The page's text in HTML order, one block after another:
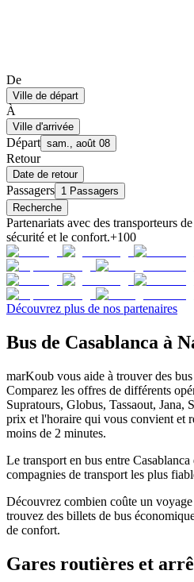
De
Ville de départ
À
Ville d'arrivée
Départ sam., août 08
Retour
Date de retour
Passagers 1 Passagers
Recherche
Partenariats avec des transporteurs
sécurité et le confort.+100
Découvrez plus de nos partenaires
Bus de Casablanca à
marKoub vous aide à trouver des
Comparez les offres de différents
Supratours, Globus, Tassaout,
prix et l'horaire qui vous convient et
moins de 2 minutes.
Le transport en bus entre
compagnies de transport les plus
Découvrez combien coûte un
trouvez des billets de bus
de confort.
Gares routières et